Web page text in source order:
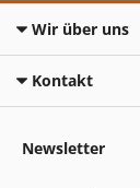
Wir über uns
Kontakt
Newsletter